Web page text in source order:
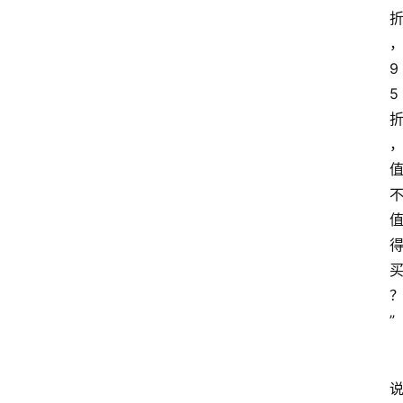
折
，
9
5
折
，
值
不
值
得
买
？
”
说